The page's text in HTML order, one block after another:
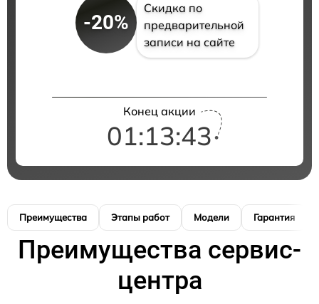
-20%
Скидка по
предварительной
записи на сайте
Конец акции
01:13:42
Преимущества Этапы работ Модели Гарантия
Преимущества сервис-
центра